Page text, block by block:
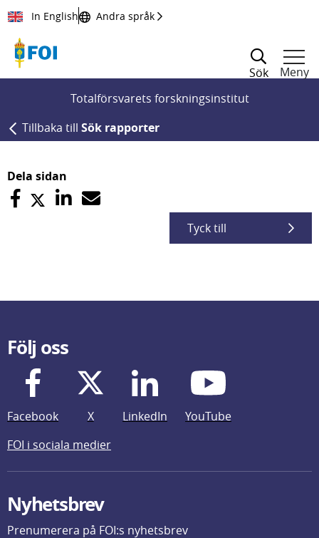
Till innehållet
In English Andra språk
Sök
Meny
Totalförsvarets forskningsinstitut
Tillbaka till Sök rapporter
Dela sidan
Tyck till
Följ oss
Facebook X LinkedIn
YouTube
FOI i sociala medier
Nyhetsbrev
Prenumerera på FOI:s nyhetsbrev